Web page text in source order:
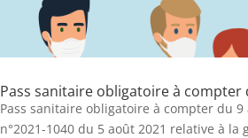
Pass sanitaire obligatoire à compter
Pass sanitaire obligatoire à compter du 9
n°2021-1040 du 5 août 2021 relative à la